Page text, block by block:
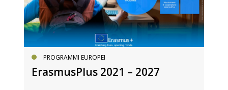
PROGRAMMI EUROPEI
ErasmusPlus 2021 – 2027